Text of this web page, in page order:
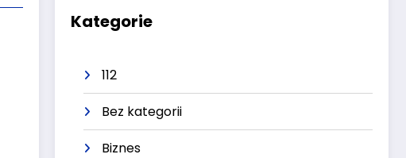
Kategorie
112
Bez kategorii
Biznes